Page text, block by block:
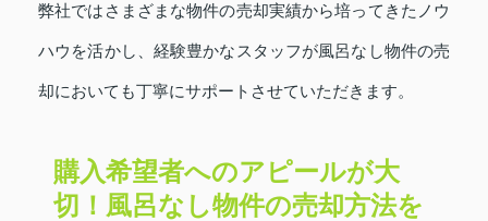
弊社ではさまざまな物件の売却実績から培ってきたノウ
ハウを活かし、経験豊かなスタッフが風呂なし物件の売
却においても丁寧にサポートさせていただきます。
購入希望者へのアピールが大
切！風呂なし物件の売却方法を